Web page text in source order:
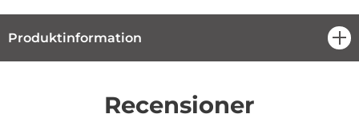
Produktinformation
Recensioner